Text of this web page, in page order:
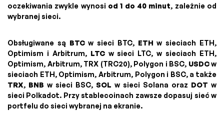
oczekiwania zwykle wynosi od 1 do 40 minut, zależnie od
wybranej sieci.
Obsługiwane są BTCw sieci BTC, ETH w sieciach ETH,
Optimism i Arbitrum, LTCw sieci LTC, w sieciach ETH,
Optimism, Arbitrum, TRX (TRC20), Polygon i BSC, USDCw
sieciach ETH, Optimism, Arbitrum, Polygon i BSC, a także
TRX, BNB w sieci BSC, SOL w sieci Solana oraz DOT w
sieci Polkadot. Przy stablecoinach zawsze dopasuj sieć w
portfelu do sieci wybranej na ekranie.